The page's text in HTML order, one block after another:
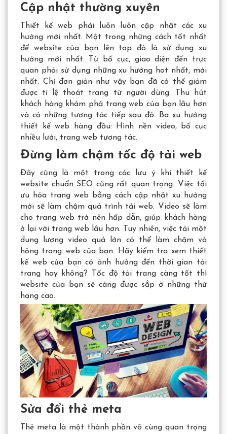
Cập nhật thường xuyên
Thiết kế web phải luôn luôn cập nhật các xu
hướng mới nhất. Một trong những cách tốt nhất
để website của bạn lên top đó là sử dụng xu
hướng mới nhất. Từ bố cục, giao diện đến trực
quan phải sử dụng những xu hướng hot nhất, mới
nhất. Chỉ đơn giản như vậy bạn đã có thể giảm
được tỉ lệ thoát trang từ người dùng. Thu hút
khách hàng khám phá trang web của bạn lâu hơn
và có những tương tác tiếp sau đó. Ba xu hướng
thiết kế web hàng đầu: Hình nền video, bố cục
nhiều lưới, trang web tương tác.
Đừng làm chậm tốc độ tải web
Đây cũng là một trong các lưu ý khi thiết kế
website chuẩn SEO cũng rất quan trọng. Việc tối
ưu hóa trang web bằng cách cập nhật xu hướng
mới sẽ làm chậm quá trình tải web. Video sẽ làm
cho trang web trở nên hấp dẫn, giúp khách hàng
ở lại với trang web lâu hơn. Tuy nhiên, việc tải một
dung lượng video quá lớn có thể làm chậm và
hỏng trang web của bạn. Hãy kiểm tra xem thiết
kế web của bạn có ảnh hưởng đến thời gian tải
trang hay không? Tốc độ tải trang càng tốt thì
website của bạn sẽ càng được sắp ở những thứ
hạng cao.
Sửa đổi thẻ meta
Thẻ meta là một thành phần vô cùng quan trọng